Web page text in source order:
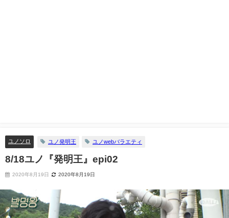
ユノソロ ユノ発明王 ユノwebバラエティ
8/18ユノ『発明王』epi02
2020年8月19日 2020年8月19日